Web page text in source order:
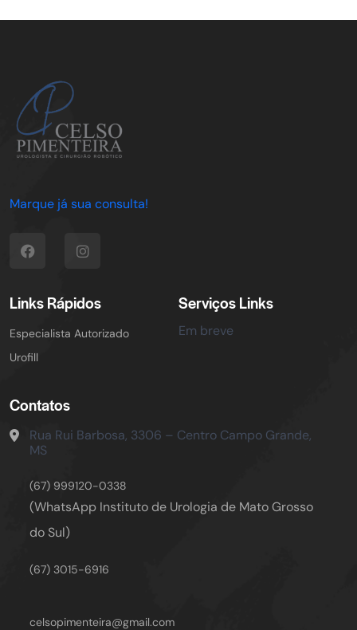
Marque já sua consulta!
Links Rápidos
Especialista Autorizado
Urofill
Serviços Links
Em breve
Contatos
Rua Rui Barbosa, 3306 – Centro Campo Grande,
MS
(67) 999120-0338
(WhatsApp Instituto de Urologia de Mato Grosso
do Sul)
(67) 3015-6916
celsopimenteira@gmail.com